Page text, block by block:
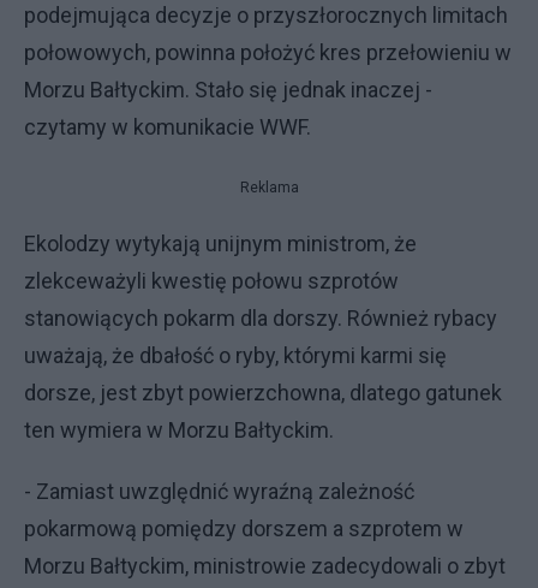
podejmująca decyzje o przyszłorocznych limitach
połowowych, powinna położyć kres przełowieniu w
Morzu Bałtyckim. Stało się jednak inaczej -
czytamy w komunikacie WWF.
Reklama
Ekolodzy wytykają unijnym ministrom, że
zlekceważyli kwestię połowu szprotów
stanowiących pokarm dla dorszy. Również rybacy
uważają, że dbałość o ryby, którymi karmi się
dorsze, jest zbyt powierzchowna, dlatego gatunek
ten wymiera w Morzu Bałtyckim.
- Zamiast uwzględnić wyraźną zależność
pokarmową pomiędzy dorszem a szprotem w
Morzu Bałtyckim, ministrowie zadecydowali o zbyt